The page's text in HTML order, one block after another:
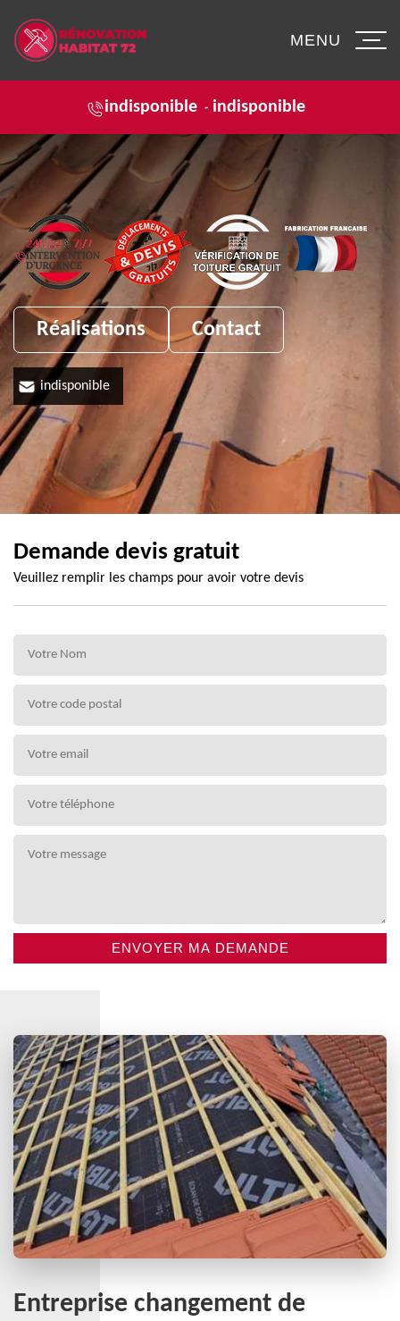
indisponible - indisponible
MENU
Réalisations Contact
indisponible
Demande devis gratuit
Veuillez remplir les champs pour avoir votre devis
Entreprise changement de